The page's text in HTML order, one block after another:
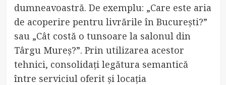
dumneavoastră. De exemplu: „Care este aria
de acoperire pentru livrările în București?”
sau „Cât costă o tunsoare la salonul din
Târgu Mureș?”. Prin utilizarea acestor
tehnici, consolidați legătura semantică
între serviciul oferit și locația